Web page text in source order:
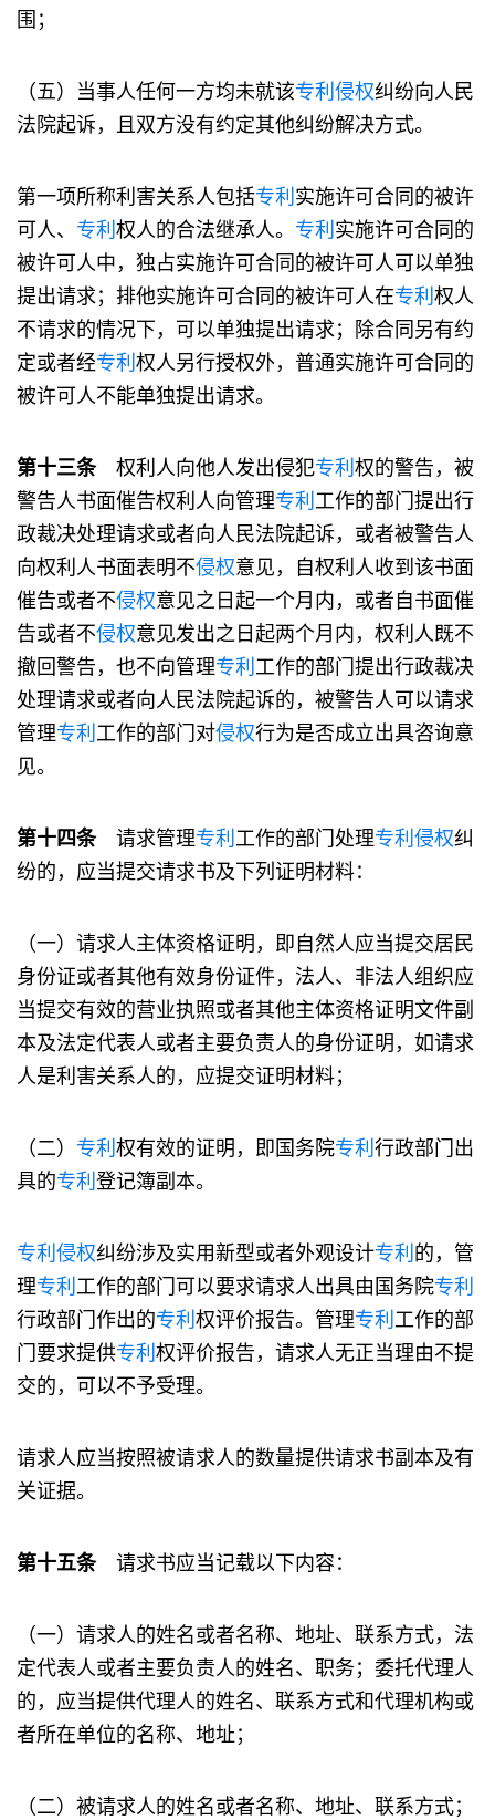
围；
（五）当事人任何一方均未就该专利 侵权纠纷向人民
法院起诉，且双方没有约定其他纠纷解决方式。
第一项所称利害关系人包括专利 实施许可合同的被许
可人、 专利 权人的合法继承人。 专利 实施许可合同的
被许可人中，独占实施许可合同的被许可人可以单独
提出请求；排他实施许可合同的被许可人在专利 权人
不请求的情况下，可以单独提出请求；除合同另有约
定或者经专利 权人另行授权外，普通实施许可合同的
被许可人不能单独提出请求。
第十三条权利人向他人发出侵犯专利 权的警告，被
警告人书面催告权利人向管理专利 工作的部门提出行
政裁决处理请求或者向人民法院起诉，或者被警告人
向权利人书面表明不侵权意见，自权利人收到该书面
催告或者不侵权意见之日起一个月内，或者自书面催
告或者不侵权意见发出之日起两个月内，权利人既不
撤回警告，也不向管理专利 工作的部门提出行政裁决
处理请求或者向人民法院起诉的，被警告人可以请求
管理专利 工作的部门对侵权行为是否成立出具咨询意
见。
第十四条请求管理专利 工作的部门处理专利 侵权纠
纷的，应当提交请求书及下列证明材料：
（一）请求人主体资格证明，即自然人应当提交居民
身份证或者其他有效身份证件，法人、非法人组织应
当提交有效的营业执照或者其他主体资格证明文件副
本及法定代表人或者主要负责人的身份证明，如请求
人是利害关系人的，应提交证明材料；
（二） 专利 权有效的证明，即国务院专利 行政部门出
具的专利 登记簿副本。
专利 侵权纠纷涉及实用新型或者外观设计专利 的，管
理专利 工作的部门可以要求请求人出具由国务院专利
行政部门作出的专利 权评价报告。管理专利 工作的部
门要求提供专利 权评价报告，请求人无正当理由不提
交的，可以不予受理。
请求人应当按照被请求人的数量提供请求书副本及有
关证据。
第十五条请求书应当记载以下内容：
（一）请求人的姓名或者名称、地址、联系方式，法
定代表人或者主要负责人的姓名、职务；委托代理人
的，应当提供代理人的姓名、联系方式和代理机构或
者所在单位的名称、地址；
（二）被请求人的姓名或者名称、地址、联系方式；